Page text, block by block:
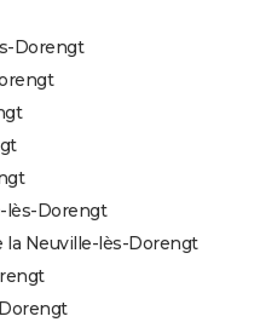
Dorengt
lès-Dorengt
Neuville-lès-Dorengt